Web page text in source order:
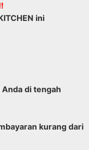
ini
di tengah
kurang dari